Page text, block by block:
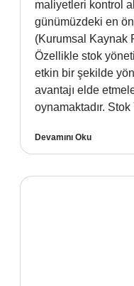
maliyetleri kontrol
günümüzdeki en
(Kurumsal Kaynak
Özellikle stok
etkin bir şekilde
avantajı elde
oynamaktadır.
Devamını Oku